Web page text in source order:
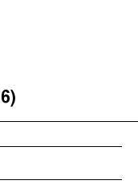
(286)
Dicionário
Procurar